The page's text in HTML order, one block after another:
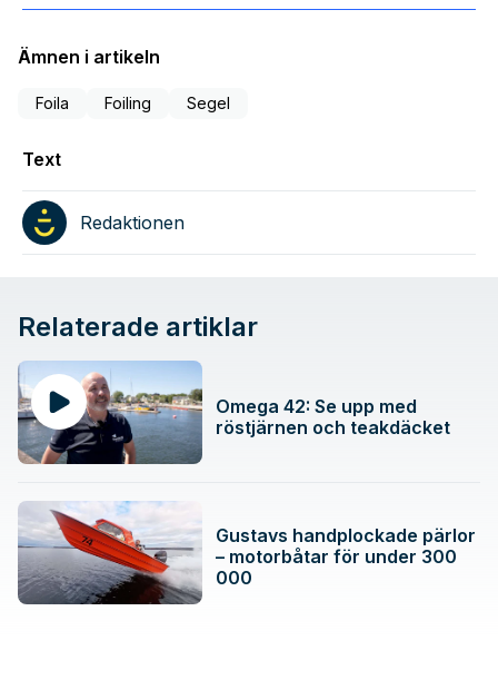
minutes,
Ämnen i artikeln
Foila Foiling Segel
Text
Redaktionen
Relaterade artiklar
Omega 42: Se upp med
röstjärnen och teakdäcket
Gustavs handplockade pärlor
– motorbåtar för under 300
000